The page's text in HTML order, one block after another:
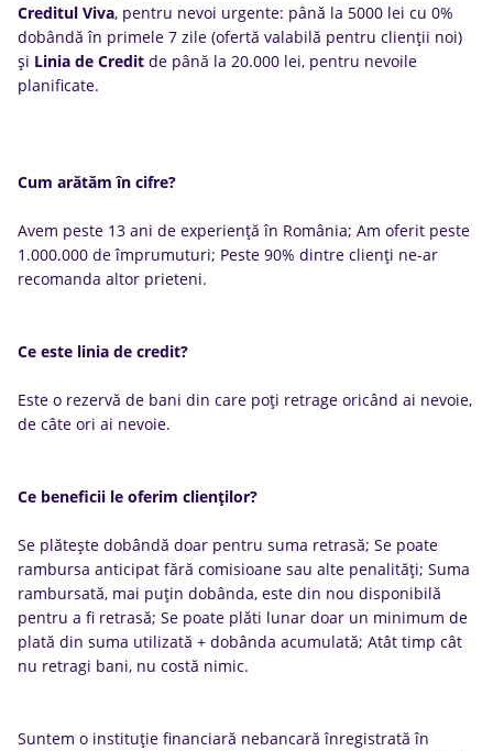
Creditul Viva, pentru nevoi urgente: până la 5000 lei cu 0%
dobândă în primele 7 zile (ofertă valabilă pentru clienții noi)
și Linia de Credit de până la 20.000 lei, pentru nevoile
planificate.
Cum arătăm în cifre?
Avem peste 13 ani de experiență în România; Am oferit peste
1.000.000 de împrumuturi; Peste 90% dintre clienți ne-ar
recomanda altor prieteni.
Ce este linia de credit?
Este o rezervă de bani din care poți retrage oricând ai nevoie,
de câte ori ai nevoie.
Ce beneficii le oferim clienților?
Se plătește dobândă doar pentru suma retrasă; Se poate
rambursa anticipat fără comisioane sau alte penalități; Suma
rambursată, mai puțin dobânda, este din nou disponibilă
pentru a fi retrasă; Se poate plăti lunar doar un minimum de
plată din suma utilizată + dobânda acumulată; Atât timp cât
nu retragi bani, nu costă nimic.
Suntem o instituţie financiară nebancară înregistrată în